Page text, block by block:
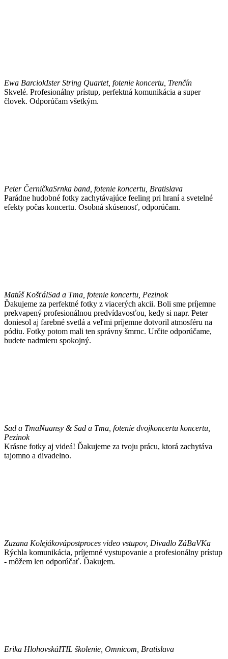
Ewa BarciokIster String Quartet, fotenie koncertu, Trenčín
Skvelé. Profesionálny prístup, perfektná komunikácia a super
človek. Odporúčam všetkým.
Peter ČerničkaSrnka band, fotenie koncertu, Bratislava
Parádne hudobné fotky zachytávajúce feeling pri hraní a svetelné
efekty počas koncertu. Osobná skúsenosť, odporúčam.
Matúš KošťálSad a Tma, fotenie koncertu, Pezinok
Ďakujeme za perfektné fotky z viacerých akcii. Boli sme príjemne
prekvapený profesionálnou predvídavosťou, kedy si napr. Peter
doniesol aj farebné svetlá a veľmi príjemne dotvoril atmosféru na
pódiu. Fotky potom mali ten správny šmrnc. Určite odporúčame,
budete nadmieru spokojný.
Sad a TmaNuansy & Sad a Tma, fotenie dvojkoncertu koncertu,
Pezinok
Krásne fotky aj videá! Ďakujeme za tvoju prácu, ktorá zachytáva
tajomno a divadelno.
Zuzana Kolejákovápostproces video vstupov, Divadlo ZáBaVKa
Rýchla komunikácia, príjemné vystupovanie a profesionálny prístup
- môžem len odporúčať. Ďakujem.
Erika HlohovskáITIL školenie, Omnicom, Bratislava